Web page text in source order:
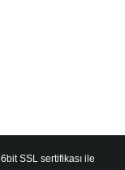
SSL sertifikası ile